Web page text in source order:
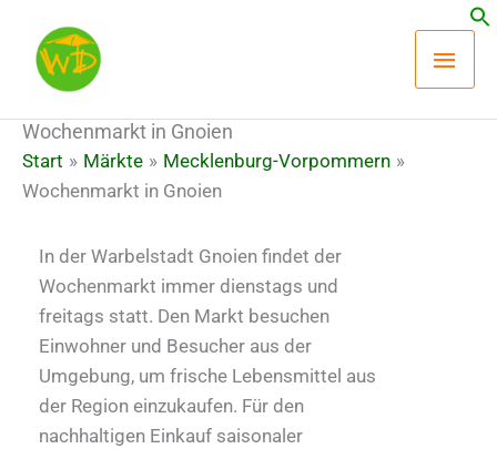
Inhalt
springen
Wochenmarkt in Gnoien
Start Märkte
Mecklenburg-Vorpommern
Wochenmarkt in Gnoien
In der Warbelstadt Gnoien findet der
Wochenmarkt immer dienstags und
freitags statt. Den Markt besuchen
Einwohner und Besucher aus der
Umgebung, um frische Lebensmittel aus
der Region einzukaufen. Für den
nachhaltigen Einkauf saisonaler